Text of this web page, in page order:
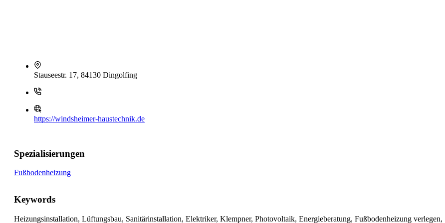
Stauseestr. 17, 84130 Dingolfing
https://windsheimer-haustechnik.de
Spezialisierungen
Fußbodenheizung
Keywords
Heizungsinstallation, Lüftungsbau, Sanitärinstallation, Elektriker, Klempner, Photovoltaik, Energieberatung, Fußbodenheizung verlegen,